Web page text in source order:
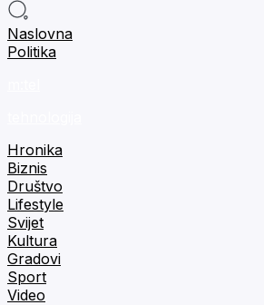
Naslovna
Politika
Hronika
Biznis
Društvo
Lifestyle
Svijet
Kultura
Gradovi
Sport
Video